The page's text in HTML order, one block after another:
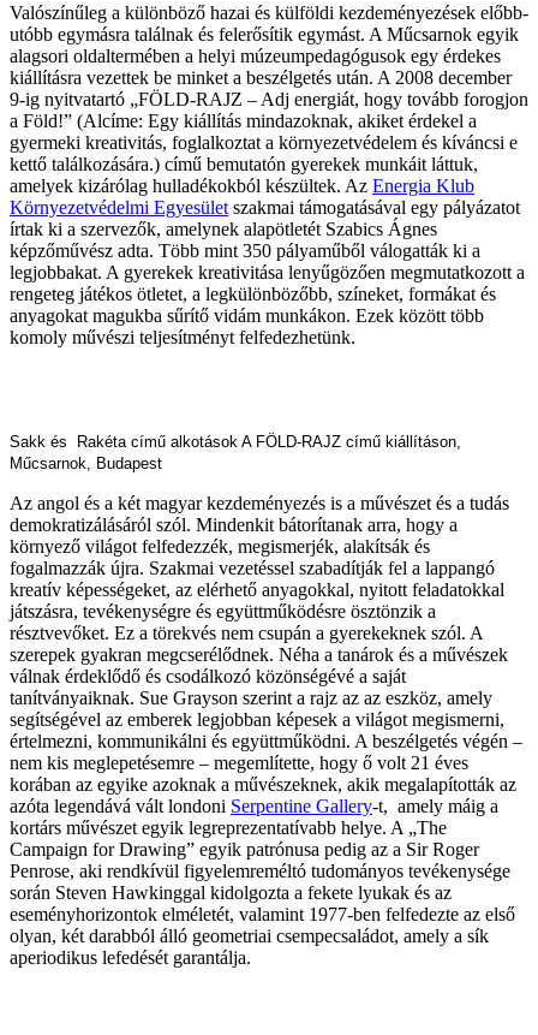
Valószínűleg a különböző hazai és külföldi kezdeményezések előbb-
utóbb egymásra találnak és felerősítik egymást. A Műcsarnok egyik
alagsori oldaltermében a helyi múzeumpedagógusok egy érdekes
kiállításra vezettek be minket a beszélgetés után. A 2008 december
9-ig nyitvatartó „FÖLD-RAJZ – Adj energiát, hogy tovább forogjon
a Föld!” (Alcíme: Egy kiállítás mindazoknak, akiket érdekel a
gyermeki kreativitás, foglalkoztat a környezetvédelem és kíváncsi e
kettő találkozására.) című bemutatón gyerekek munkáit láttuk,
amelyek kizárólag hulladékokból készültek. Az Energia Klub
Környezetvédelmi Egyesület szakmai támogatásával egy pályázatot
írtak ki a szervezők, amelynek alapötletét Szabics Ágnes
képzőművész adta. Több mint 350 pályaműből válogatták ki a
legjobbakat. A gyerekek kreativitása lenyűgözően megmutatkozott a
rengeteg játékos ötletet, a legkülönbözőbb, színeket, formákat és
anyagokat magukba sűrítő vidám munkákon. Ezek között több
komoly művészi teljesítményt felfedezhetünk.
Sakk és Rakéta című alkotások A FÖLD-RAJZ című kiállításon,
Műcsarnok, Budapest
Az angol és a két magyar kezdeményezés is a művészet és a tudás
demokratizálásáról szól. Mindenkit bátorítanak arra, hogy a
környező világot felfedezzék, megismerjék, alakítsák és
fogalmazzák újra. Szakmai vezetéssel szabadítják fel a lappangó
kreatív képességeket, az elérhető anyagokkal, nyitott feladatokkal
játszásra, tevékenységre és együttműködésre ösztönzik a
résztvevőket. Ez a törekvés nem csupán a gyerekeknek szól. A
szerepek gyakran megcserélődnek. Néha a tanárok és a művészek
válnak érdeklődő és csodálkozó közönségévé a saját
tanítványaiknak. Sue Grayson szerint a rajz az az eszköz, amely
segítségével az emberek legjobban képesek a világot megismerni,
értelmezni, kommunikálni és együttműködni. A beszélgetés végén –
nem kis meglepetésemre – megemlítette, hogy ő volt 21 éves
korában az egyike azoknak a művészeknek, akik megalapították az
azóta legendává vált londoni Serpentine Gallery-t, amely máig a
kortárs művészet egyik legreprezentatívabb helye. A „The
Campaign for Drawing” egyik patrónusa pedig az a Sir Roger
Penrose, aki rendkívül figyelemreméltó tudományos tevékenysége
során Steven Hawkinggal kidolgozta a fekete lyukak és az
eseményhorizontok elméletét, valamint 1977-ben felfedezte az első
olyan, két darabból álló geometriai csempecsaládot, amely a sík
aperiodikus lefedését garantálja.